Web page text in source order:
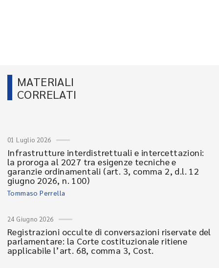
MATERIALI
CORRELATI
01 Luglio 2026
Infrastrutture interdistrettuali e intercettazioni:
la proroga al 2027 tra esigenze tecniche e
garanzie ordinamentali (art. 3, comma 2, d.l. 12
giugno 2026, n. 100)
Tommaso Perrella
24 Giugno 2026
Registrazioni occulte di conversazioni riservate del
parlamentare: la Corte costituzionale ritiene
applicabile l’art. 68, comma 3, Cost.